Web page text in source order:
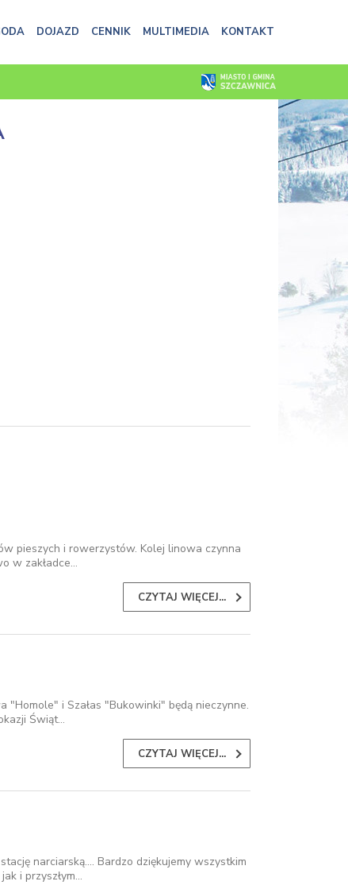
DOJAZD CENNIK MULTIMEDIA KONTAKT
pieszych i rowerzystów. Kolej linowa czynna
w zakładce…
CZYTAJ WIĘCEJ...
i Szałas "Bukowinki" będą nieczynne.
Świąt…
CZYTAJ WIĘCEJ...
narciarską.... Bardzo dziękujemy wszystkim
i przyszłym…